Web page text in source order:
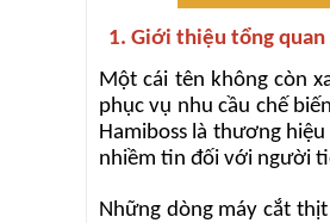
1. Giới thiệu tổng
Một cái tên không còn
phục vụ nhu cầu chế
Hamiboss là thương
nhiềm tin đối với người
Những dòng máy cắt